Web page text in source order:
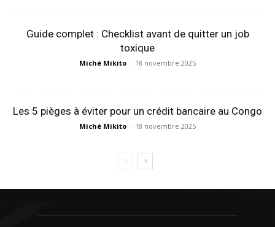
Guide complet : Checklist avant de quitter un job
toxique
Miché Mikito - 18 novembre 2025
Les 5 pièges à éviter pour un crédit bancaire au Congo
Miché Mikito - 18 novembre 2025